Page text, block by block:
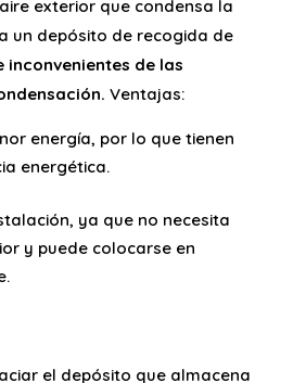
exterior que condensa la
un depósito de recogida de
inconvenientes de las
Ventajas:
energía, por lo que tienen
energética.
ya que no necesita
y puede colocarse en
el depósito que almacena